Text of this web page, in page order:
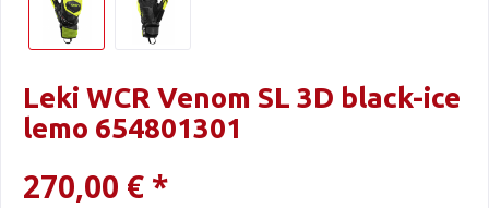
Leki WCR Venom SL 3D black-ice
lemo 654801301
270,00 € *